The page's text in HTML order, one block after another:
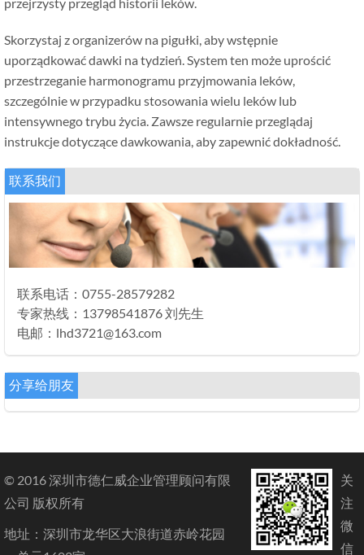
Skorzystaj z organizerów na pigułki, aby wstępnie
uporządkować dawki na tydzień. System ten może uprościć
przestrzeganie harmonogramu przyjmowania leków,
szczególnie w przypadku stosowania wielu leków lub
intensywnego trybu życia. Zawsze regularnie przeglądaj
instrukcje dotyczące dawkowania, aby zapewnić dokładność.
联系我们
联系电话：0755-28579282
专家热线：13798541876 刘先生
电邮：lhd3721@163.com
分享给朋友
© 2016 深圳市德仁威企业管理顾问有限
公司 版权所有
地址：深圳市龙华区大浪街道赤岭花园
关
注
微
信